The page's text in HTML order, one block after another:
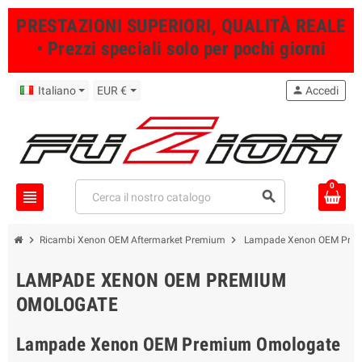
PRESTAZIONI SUPERIORI, QUALITÀ REALE
• Prezzi speciali solo per pochi giorni
Italiano EUR €
view_headline search
person Accedi
0
chevron_right Ricambi Xenon OEM Aftermarket Premium chevron_right Lampade Xenon OEM
LAMPADE XENON OEM PREMIUM
OMOLOGATE
Lampade Xenon OEM Premium Omologate